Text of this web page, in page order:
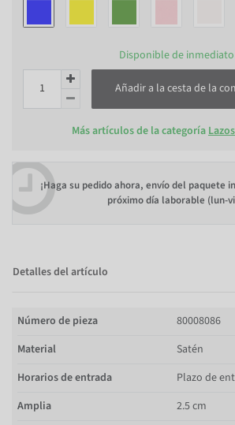
Disponible de inmediato
Añadir a la cesta de la
Más artículos de la categoría
¡Haga su pedido ahora, envío del paquete
próximo día laborable (lun-
Detalles del artículo
Número de pieza
80008086
Material
Satén
Horarios de entrada
Plazo de
Amplia
2.5 cm